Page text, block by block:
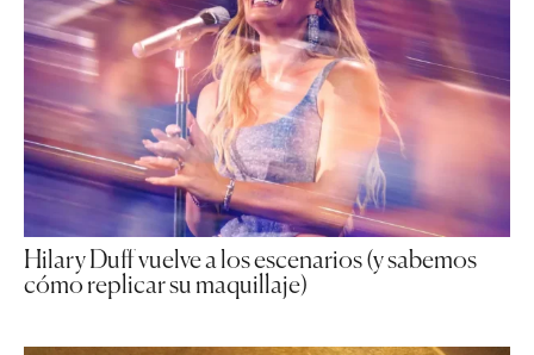
Hilary Duff vuelve a los escenarios (y sabemos
cómo replicar su maquillaje)